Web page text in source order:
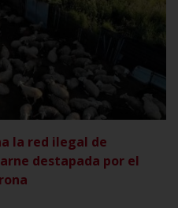
la red ilegal de
destapada por el